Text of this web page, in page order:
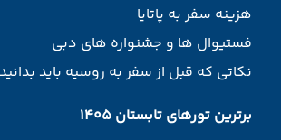
هزینه سفر به پاتایا
فستیوال ها و جشنواره های دبی
نکاتی که قبل از سفر به روسیه باید بدانید
برترین تورهای تابستان 1405